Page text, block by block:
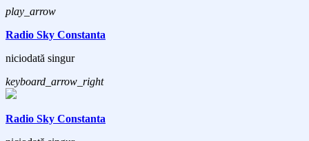
play_arrow
Radio Sky Constanta
niciodată singur
keyboard_arrow_right
Radio Sky Constanta